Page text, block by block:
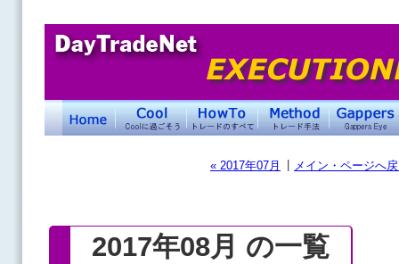
« 2017年07月 メイン・ページへ
2017年08月 の一覧